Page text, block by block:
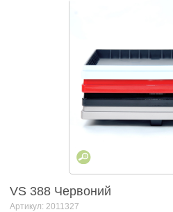
VS 388 Червоний
Артикул: 2011327